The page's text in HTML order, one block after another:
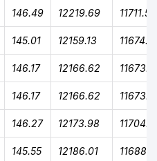
146.49 12219.69 11711.58
145.01 12159.13 11674.14
146.17 12166.62
146.17 12166.62
146.27 12173.98
145.55 12186.01